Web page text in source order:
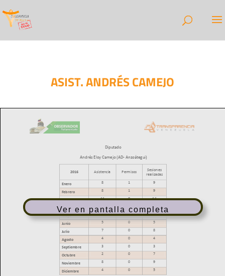
ASIST. ANDRÉS CAMEJO
Ver en pantalla completa